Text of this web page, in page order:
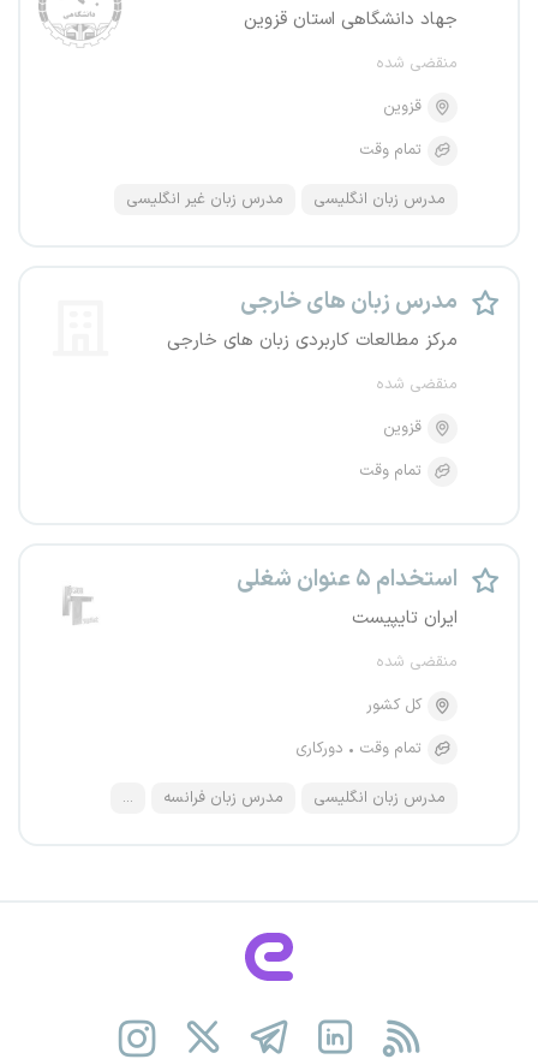
جهاد دانشگاهی استان قزوین
منقضی شده
قزوین
تمام وقت
مدرس زبان انگلیسی مدرس زبان غیر انگلیسی
مدرس زبان های خارجی
مرکز مطالعات کاربردی زبان های خارجی
منقضی شده
قزوین
تمام وقت
استخدام ۵ عنوان شغلی
ایران تایپیست
منقضی شده
کل کشور
تمام وقت
دورکاری
مدرس زبان انگلیسی مدرس زبان فرانسه ...